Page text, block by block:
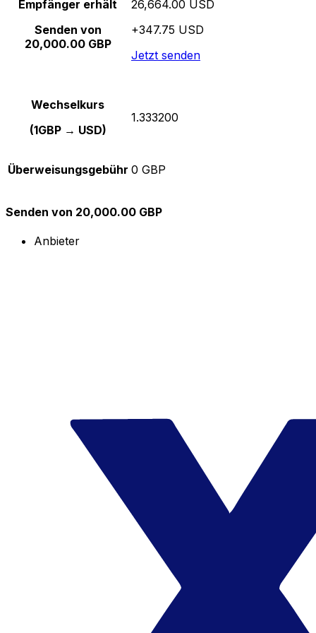
Empfänger erhält
Senden von
20,000.00 GBP
26,664.00 USD
+347.75 USD
Jetzt senden
Wechselkurs
(1GBP → USD)
1.333200
Überweisungsgebühr 0 GBP
Senden von 20,000.00 GBP
Anbieter